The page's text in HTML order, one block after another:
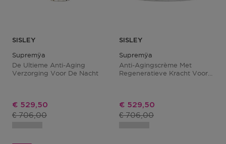
SISLEY
Supremÿa
De Ultieme Anti-Aging
Verzorging Voor De Nacht
Kortingsprijs
€ 529,50
Productprijs
€ 706,00
SISLEY
Supremÿa
Anti-Agingscrème Met
Regeneratieve Kracht Voor
Kortingsprijs
€ 529,50
Productprijs
€ 706,00